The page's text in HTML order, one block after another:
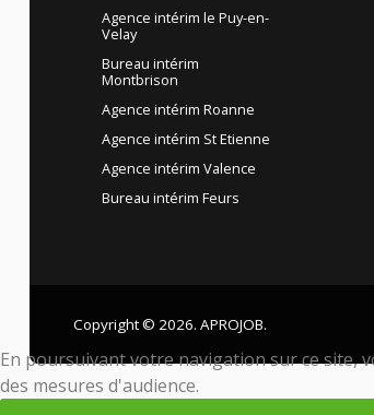
Agence intérim le Puy-en-
Velay
Bureau intérim
Montbrison
Agence intérim Roanne
Agence intérim St Etienne
Agence intérim Valence
Bureau intérim Feurs
Copyright © 2026. APROJOB.
En poursuivant votre navigation sur ce site,
des mesures d'audience.